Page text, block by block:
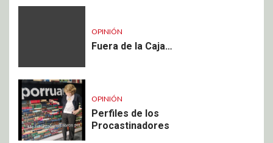
OPINIÓN
Fuera de la Caja…
OPINIÓN
Perfiles de los
Procastinadores